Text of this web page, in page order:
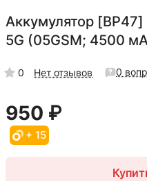
Аккумулятор [BP47]
5G (05GSM; 4500
0 Нет отзывов 0
950 ₽
+ 15